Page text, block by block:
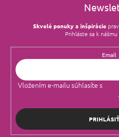
Skvelé ponuky a inšpirácie
Prihláste sa k
Email
Vložením e-mailu súhlasíte s
.